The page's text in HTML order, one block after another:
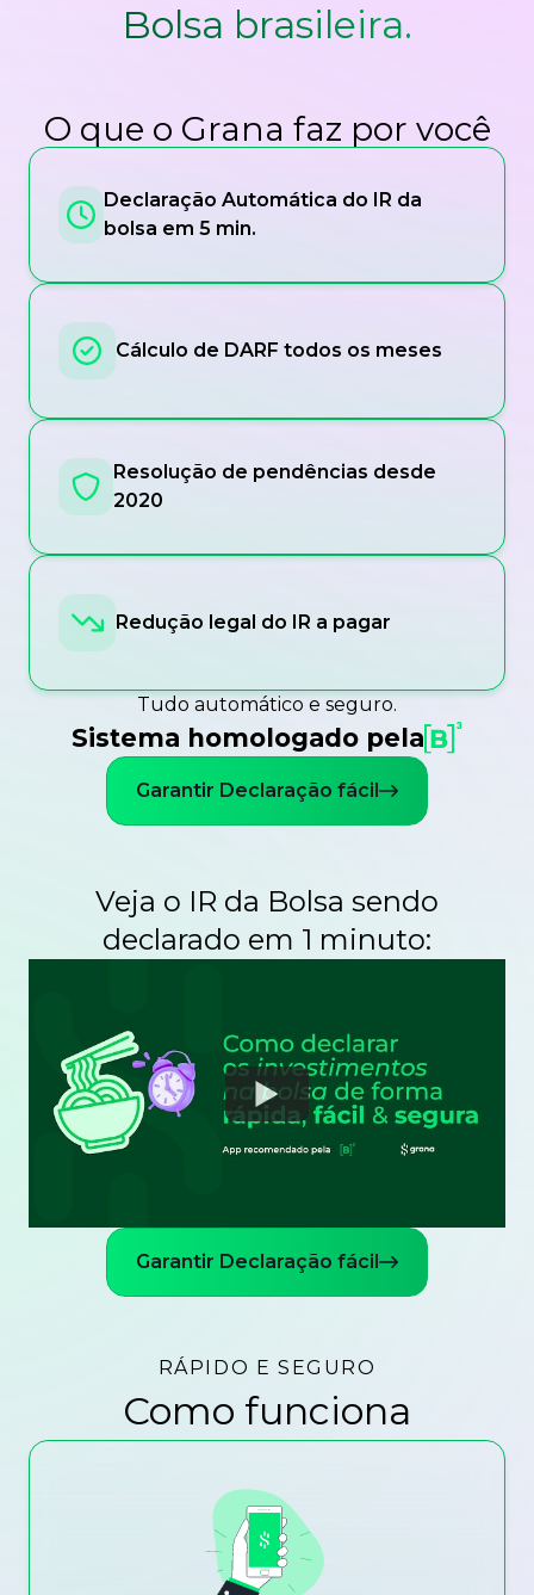
Bolsa brasileira.
O que o Grana faz por você
Declaração Automática do IR da
bolsa em 5 min.
Cálculo de DARF todos os meses
Resolução de pendências desde
2020
Redução legal do IR a pagar
Tudo automático e seguro.
Sistema homologado pela
Garantir Declaração fácil
Veja o IR da Bolsa sendo
declarado em 1 minuto:
Watch
Garantir Declaração fácil
RÁPIDO E SEGURO
Como funciona